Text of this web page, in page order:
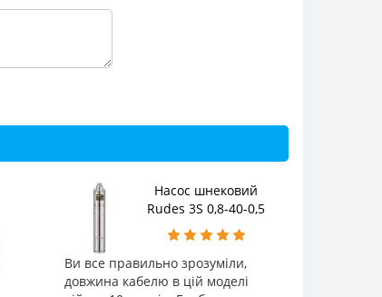
Насос шнековий
Rudes 3S 0,8-40-0,5
Ви все правильно зрозуміли,
довжина кабелю в цій моделі